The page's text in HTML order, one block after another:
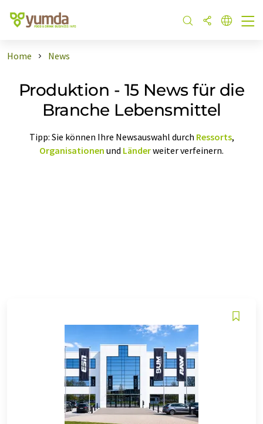
Home News
Produktion - 15 News für die
Branche Lebensmittel
Tipp: Sie können Ihre Newsauswahl durch Ressorts,
Organisationen und Länderweiter verfeinern.